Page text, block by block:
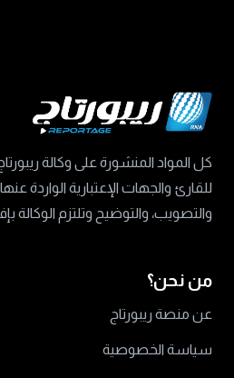
كل المواد المنشورة على وكالة
للقارئ والجهات الإعتبارية الواردة
والتصويب، والتوضيح وتلتزم الوكالة
من نحن؟
عن منصة ريبورتاج
سياسة الخصوصية